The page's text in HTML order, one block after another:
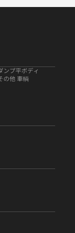
ンプ平ボディ
の他 車輌